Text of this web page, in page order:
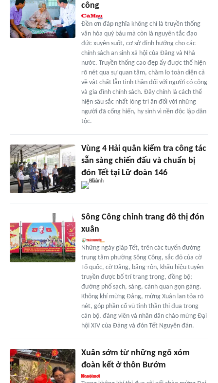
công
Ðền ơn đáp nghĩa không chỉ là truyền thống
văn hóa quý báu mà còn là nguyên tắc đạo
đức xuyên suốt, cơ sở định hướng cho các
chính sách an sinh xã hội của Ðảng và Nhà
nước. Truyền thống cao đẹp ấy được thể hiện
rõ nét qua sự quan tâm, chăm lo toàn diện cả
về vật chất lẫn tinh thần đối với người có công
và gia đình chính sách. Ðây chính là cách thể
hiện sâu sắc nhất lòng tri ân đối với những
người đã cống hiến, hy sinh vì nền độc lập dân
tộc.
Vùng 4 Hải quân kiểm tra công tác
sẵn sàng chiến đấu và chuẩn bị
đón Tết tại Lữ đoàn 146
Sông Công chỉnh trang đô thị đón
xuân
Những ngày giáp Tết, trên các tuyến đường
trung tâm phường Sông Công, sắc đỏ của cờ
Tổ quốc, cờ Đảng, băng-rôn, khẩu hiệu tuyên
truyền được bố trí trang trọng, đồng bộ;
đường phố sạch, sáng, cảnh quan gọn gàng.
Không khí mừng Đảng, mừng Xuân lan tỏa rõ
nét, góp phần cổ vũ tinh thần thi đua trong
cán bộ, đảng viên và nhân dân chào mừng Đại
hội XIV của Đảng và đón Tết Nguyên đán.
Xuân sớm từ những ngõ xóm
đoàn kết ở thôn Bướm